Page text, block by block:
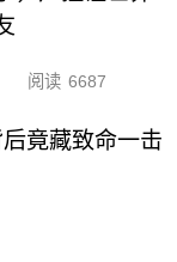
阅读 6687
竟藏致命一击